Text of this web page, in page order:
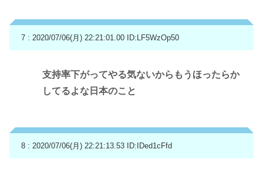
7 : 2020/07/06(月) 22:21:01.00 ID:LF5WzOp50
支持率下がってやる気ないからもうほったらか
してるよな日本のこと
8 : 2020/07/06(月) 22:21:13.53 ID:IDed1cFfd